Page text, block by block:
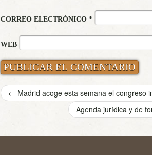
CORREO ELECTRÓNICO *
WEB
← Madrid acoge esta semana el congreso
Agenda jurídica y de